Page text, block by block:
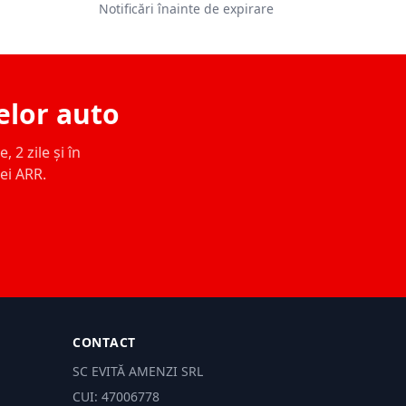
Notificări înainte de expirare
auto
2 zile și în
ARR.
CONTACT
SC EVITĂ AMENZI SRL
CUI: 47006778